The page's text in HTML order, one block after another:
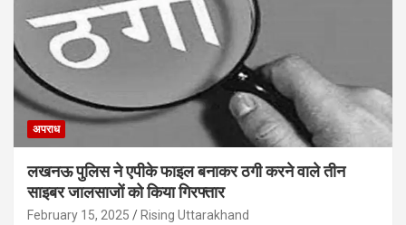
अपराध
लखनऊ पुलिस ने एपीके फाइल बनाकर ठगी करने वाले तीन
साइबर जालसाजों को किया गिरफ्तार
February 15, 2025 Rising Uttarakhand